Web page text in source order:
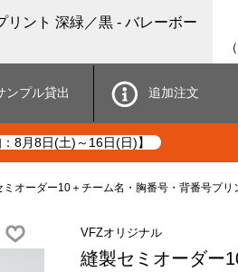
ント 深緑／黒 - バレーボー
ンプル貸出 追加注文
8月8日(土)～16日(日)】
ミオーダー10＋チーム名・胸番号・背番号プリ
VFZオリジナル
縫製セミオーダー